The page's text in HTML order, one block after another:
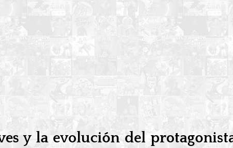
y la evolución del